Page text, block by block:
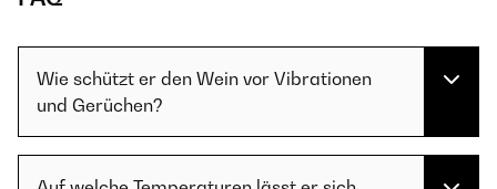
Wie schützt er den Wein vor Vibrationen
und Gerüchen?